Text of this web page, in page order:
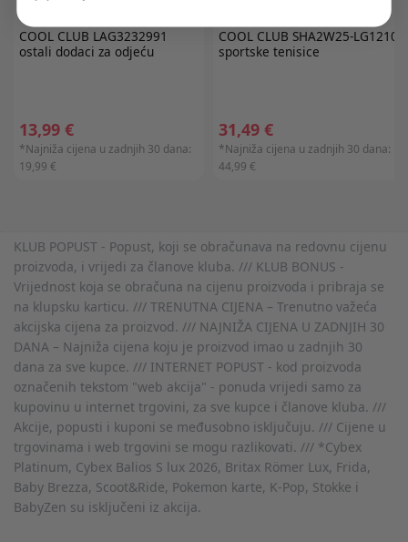
COOL CLUB LAG3232991
ostali dodaci za odjeću
13,99 €
*Najniža cijena u zadnjih 30 dana:
19,99 €
COOL CLUB SHA2W25-LG1210
sportske tenisice
31,49 €
*Najniža cijena u zadnjih 30 dana:
44,99 €
KLUB POPUST - Popust, koji se obračunava na redovnu cijenu
proizvoda, i vrijedi za članove kluba. /// KLUB BONUS -
Vrijednost koja se obračuna na cijenu proizvoda i pribraja se
na klupsku karticu. /// TRENUTNA CIJENA – Trenutno važeća
akcijska cijena za proizvod. /// NAJNIŽA CIJENA U ZADNJIH 30
DANA – Najniža cijena koju je proizvod imao u zadnjih 30
dana za sve kupce. /// INTERNET POPUST - kod proizvoda
označenih tekstom "web akcija" - ponuda vrijedi samo za
kupovinu u internet trgovini, za sve kupce i članove kluba. ///
Akcije, popusti i kuponi se međusobno isključuju. /// Cijene u
trgovinama i web trgovini se mogu razlikovati. /// *Cybex
Platinum, Cybex Balios S lux 2026, Britax Römer Lux, Frida,
Baby Brezza, Scoot&Ride, Pokemon karte, K-Pop, Stokke i
BabyZen su isključeni iz akcija.